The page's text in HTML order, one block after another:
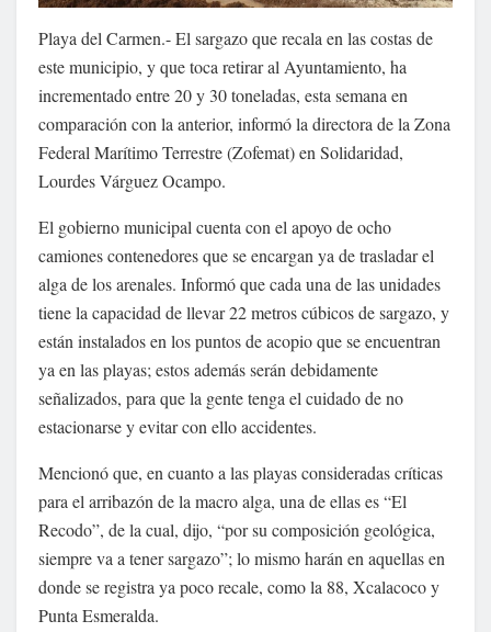
Playa del Carmen.- El sargazo que recala en las costas de
este municipio, y que toca retirar al Ayuntamiento, ha
incrementado entre 20 y 30 toneladas, esta semana en
comparación con la anterior, informó la directora de la Zona
Federal Marítimo Terrestre (Zofemat) en Solidaridad,
Lourdes Várguez Ocampo.
El gobierno municipal cuenta con el apoyo de ocho
camiones contenedores que se encargan ya de trasladar el
alga de los arenales. Informó que cada una de las unidades
tiene la capacidad de llevar 22 metros cúbicos de sargazo, y
están instalados en los puntos de acopio que se encuentran
ya en las playas; estos además serán debidamente
señalizados, para que la gente tenga el cuidado de no
estacionarse y evitar con ello accidentes.
Mencionó que, en cuanto a las playas consideradas críticas
para el arribazón de la macro alga, una de ellas es “El
Recodo”, de la cual, dijo, “por su composición geológica,
siempre va a tener sargazo”; lo mismo harán en aquellas en
donde se registra ya poco recale, como la 88, Xcalacoco y
Punta Esmeralda.